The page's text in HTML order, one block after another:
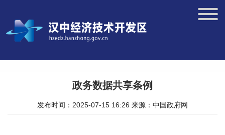
政务数据共享条例
发布时间：2025-07-15 16:26 来源：中国政府网